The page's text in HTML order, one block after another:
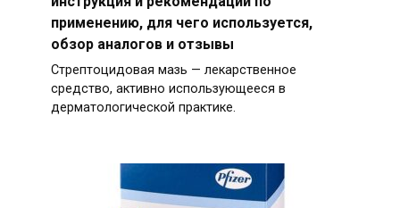
применению, для чего используется,
обзор аналогов и отзывы
Стрептоцидовая мазь — лекарственное
средство, активно использующееся в
дерматологической практике.